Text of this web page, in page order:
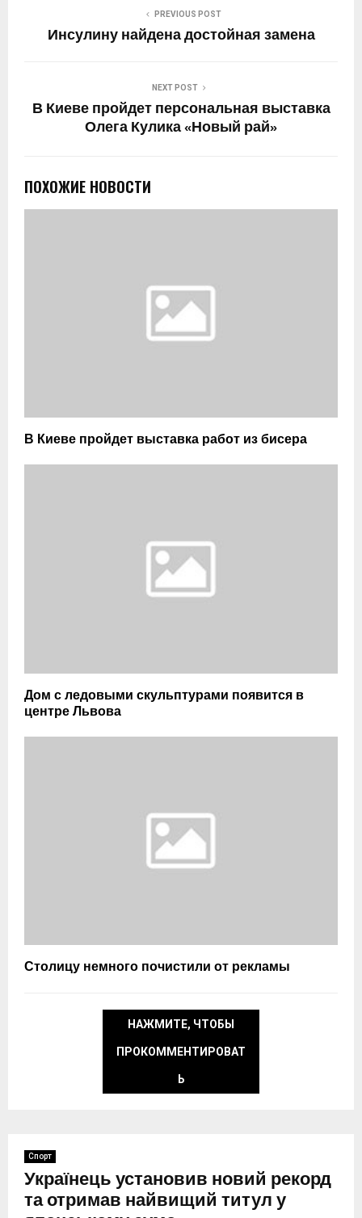
PREVIOUS POST
Инсулину найдена достойная замена
NEXT POST
В Киеве пройдет персональная выставка
Олега Кулика «Новый рай»
ПОХОЖИЕ НОВОСТИ
В Киеве пройдет выставка работ из бисера
Дом с ледовыми скульптурами появится в
центре Львова
Столицу немного почистили от рекламы
НАЖМИТЕ, ЧТОБЫ
ПРОКОММЕНТИРОВАТ
Ь
Спорт
Українець установив новий рекорд
та отримав найвищий титул у